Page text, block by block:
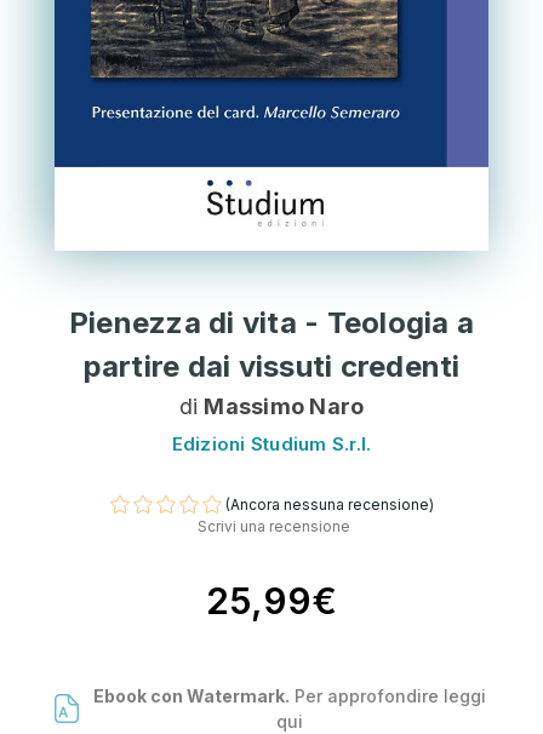
Pienezza di vita - Teologia a
partire dai vissuti credenti
di Massimo Naro
Edizioni Studium S.r.l.
(Ancora nessuna recensione)
Scrivi una recensione
25,99€
Ebook con Watermark. Per approfondire leggi
qui